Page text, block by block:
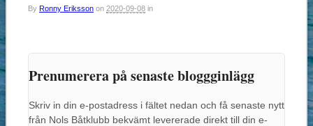
By Ronny Eriksson on 2020-09-08 in
Prenumerera på senaste bloggginlägg
Skriv in din e-postadress i fältet nedan och få senaste nytt
från Nols Båtklubb bekvämt levererade direkt till din e-